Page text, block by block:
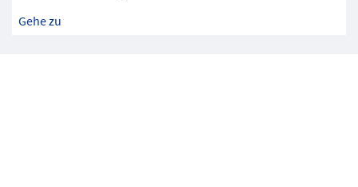
Gehe zu